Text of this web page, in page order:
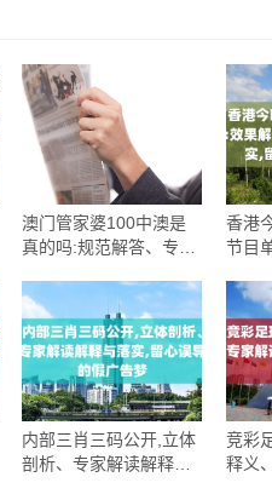
澳门管家婆100中澳是
真的吗:规范解答、专家
假的假广告云
香港
节目
导的
内部三肖三码公开,立体
剖析、专家解读解释与
竞彩
释义